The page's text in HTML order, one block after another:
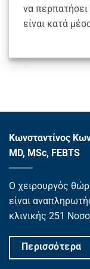
να περπατήσει
είναι κατά
Κωνσταντίνος
MD, MSc, FEBTS
Ο χειρουργός
είναι
κλινικής 251
Περισσότερα